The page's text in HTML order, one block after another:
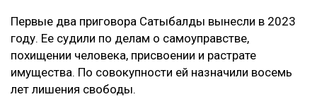
Первые два приговора Сатыбалды вынесли в 2023
году. Ее судили по делам о самоуправстве,
похищении человека, присвоении и растрате
имущества. По совокупности ей назначили восемь
лет лишения свободы.